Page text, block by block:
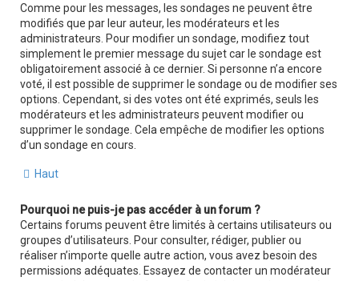
Comme pour les messages, les sondages ne peuvent être
modifiés que par leur auteur, les modérateurs et les
administrateurs. Pour modifier un sondage, modifiez tout
simplement le premier message du sujet car le sondage est
obligatoirement associé à ce dernier. Si personne n’a encore
voté, il est possible de supprimer le sondage ou de modifier ses
options. Cependant, si des votes ont été exprimés, seuls les
modérateurs et les administrateurs peuvent modifier ou
supprimer le sondage. Cela empêche de modifier les options
d’un sondage en cours.
Haut
Pourquoi ne puis-je pas accéder à un forum ?
Certains forums peuvent être limités à certains utilisateurs ou
groupes d’utilisateurs. Pour consulter, rédiger, publier ou
réaliser n’importe quelle autre action, vous avez besoin des
permissions adéquates. Essayez de contacter un modérateur